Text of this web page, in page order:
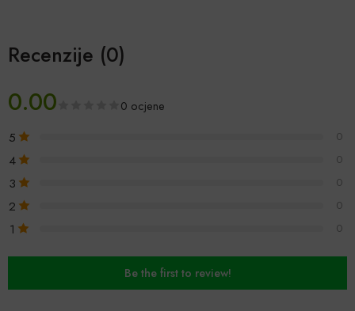
Recenzije (0)
0.00 0 ocjene
5 0
4 0
3 0
2 0
1 0
Be the first to review!